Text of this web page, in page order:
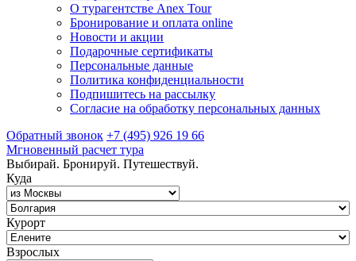
О турагентстве Anex Tour
Бронирование и оплата online
Новости и акции
Подарочные сертификаты
Персональные данные
Политика конфиденциальности
Подпишитесь на рассылку
Согласие на обработку персональных данных
Обратный звонок +7 (495) 926 19 66
Мгновенный расчет тура
Выбирай. Бронируй. Путешествуй.
Куда
Курорт
Взрослых